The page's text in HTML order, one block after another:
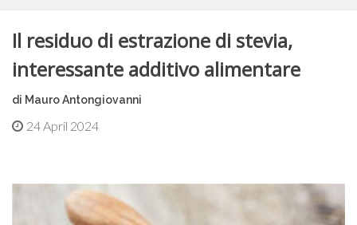
Il residuo di estrazione di stevia,
interessante additivo alimentare
di Mauro Antongiovanni
24 April 2024